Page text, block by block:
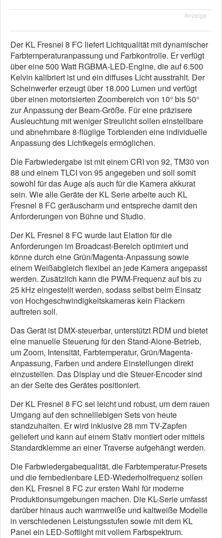
Anzeige
Der KL Fresnel 8 FC liefert Lichtqualität mit dynamischer
Farbtemperaturanpassung und Farbkontrolle. Er verfügt
über eine 500 Watt RGBMA-LED-Engine, die auf 6.500
Kelvin kalibriert ist und ein diffuses Licht ausstrahlt. Der
Scheinwerfer erzeugt über 18.000 Lumen und verfügt
über einen motorisierten Zoombereich von 10° bis 50°
zur Anpassung der Beam-Größe. Für eine präzisere
Ausleuchtung mit weniger Streulicht sollen einstellbare
und abnehmbare 8-flüglige Torblenden eine individuelle
Anpassung des Lichtkegels ermöglichen.
Die Farbwiedergabe ist mit einem CRI von 92, TM30 von
88 und einem TLCI von 95 angegeben und soll somit
sowohl für das Auge als auch für die Kamera akkurat
sein. Wie alle Geräte der KL Serie arbeite auch KL
Fresnel 8 FC geräuscharm und entspreche damit den
Anforderungen von Bühne und Studio.
Der KL Fresnel 8 FC wurde laut Elation für die
Anforderungen im Broadcast-Bereich optimiert und
könne durch eine Grün/Magenta-Anpassung sowie
einem Weißabgleich flexibel an jede Kamera angepasst
werden. Zusätzlich kann die PWM-Frequenz auf bis zu
25 kHz eingestellt werden, sodass selbst beim Einsatz
von Hochgeschwindigkeitskameras kein Flackern
auftreten soll.
Das Gerät ist DMX-steuerbar, unterstützt RDM und bietet
eine manuelle Steuerung für den Stand-Alone-Betrieb,
um Zoom, Intensität, Farbtemperatur, Grün/Magenta-
Anpassung, Farben und andere Einstellungen direkt
einzustellen. Das Display und die Steuer-Encoder sind
an der Seite des Gerätes positioniert.
Der KL Fresnel 8 FC sei leicht und robust, um dem rauen
Umgang auf den schnelllebigen Sets von heute
standzuhalten. Er wird inklusive 28 mm TV-Zapfen
geliefert und kann auf einem Stativ montiert oder mittels
Standardklemme an einer Traverse aufgehängt werden.
Die Farbwiedergabequalität, die Farbtemperatur-Presets
und die fernbedienbare LED-Wiederholfrequenz sollen
den KL Fresnel 8 FC zur ersten Wahl für moderne
Produktionsumgebungen machen. Die KL-Serie umfasst
darüber hinaus auch warmweiße und kaltweiße Modelle
in verschiedenen Leistungsstufen sowie mit dem KL
Panel ein LED-Softlight mit vollem Farbspektrum.